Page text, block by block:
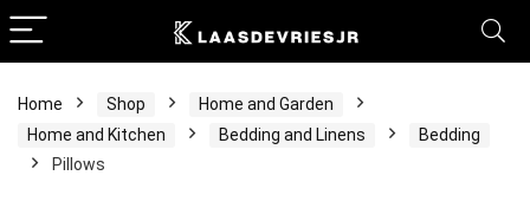
Home Shop
Home and Garden
Home and Kitchen
Bedding and Linens
Bedding
Pillows